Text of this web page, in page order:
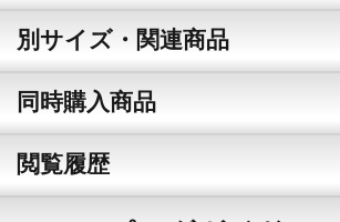
別サイズ・関連商品
同時購入商品
閲覧履歴